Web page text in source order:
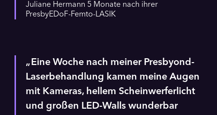
Juliane Hermann 5 Monate nach ihrer
PresbyEDoF-Femto-LASIK
Eine Woche nach meiner Presbyond-
Laserbehandlung kamen meine Augen
mit Kameras, hellem Scheinwerferlicht
und großen LED-Walls wunderbar